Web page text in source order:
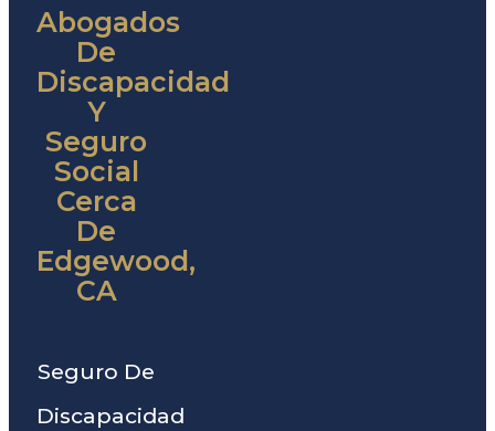
Abogados
De
Discapacidad
Y
Seguro
Social
Cerca
De
Edgewood,
CA
Seguro De
Discapacidad